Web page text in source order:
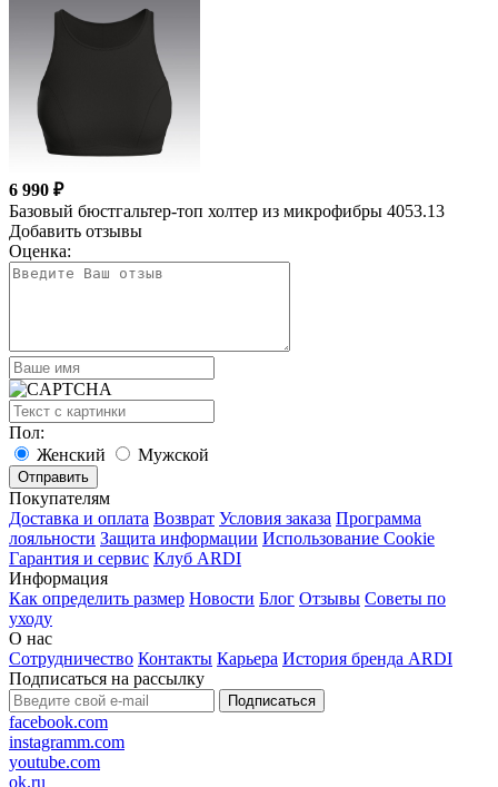
6 990 ₽
Базовый бюстгальтер-топ холтер из микрофибры 4053.13
Добавить отзывы
Оценка:
Пол:
Женский
Мужской
Покупателям
Доставка и оплата Возврат Условия заказа Программа
лояльности Защита информации Использование Cookie
Гарантия и сервис Клуб ARDI
Информация
Как определить размер Новости Блог Отзывы Советы по
уходу
О нас
Сотрудничество Контакты Карьера История бренда ARDI
Подписаться на рассылку
Подписаться
facebook.com
instagramm.com
youtube.com
ok.ru